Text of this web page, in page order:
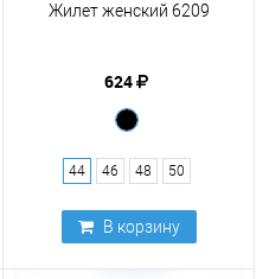
Жилет женский 6209
624
44 46 48 50
В корзину